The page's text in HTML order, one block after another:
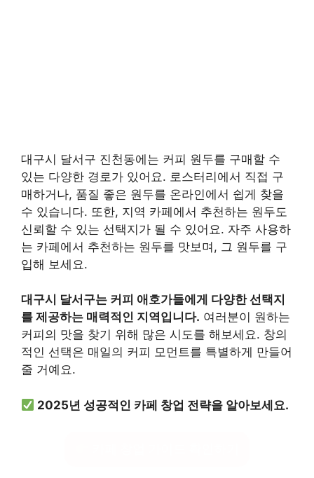
대구시 달서구 진천동에는 커피 원두를 구매할 수
있는 다양한 경로가 있어요. 로스터리에서 직접 구
매하거나, 품질 좋은 원두를 온라인에서 쉽게 찾을
수 있습니다. 또한, 지역 카페에서 추천하는 원두도
신뢰할 수 있는 선택지가 될 수 있어요. 자주 사용하
는 카페에서 추천하는 원두를 맛보며, 그 원두를 구
입해 보세요.
대구시 달서구는 커피 애호가들에게 다양한 선택지
를 제공하는 매력적인 지역입니다. 여러분이 원하는
커피의 맛을 찾기 위해 많은 시도를 해보세요. 창의
적인 선택은 매일의 커피 모먼트를 특별하게 만들어
줄 거예요.
2025년 성공적인 카페 창업 전략을 알아보세요.